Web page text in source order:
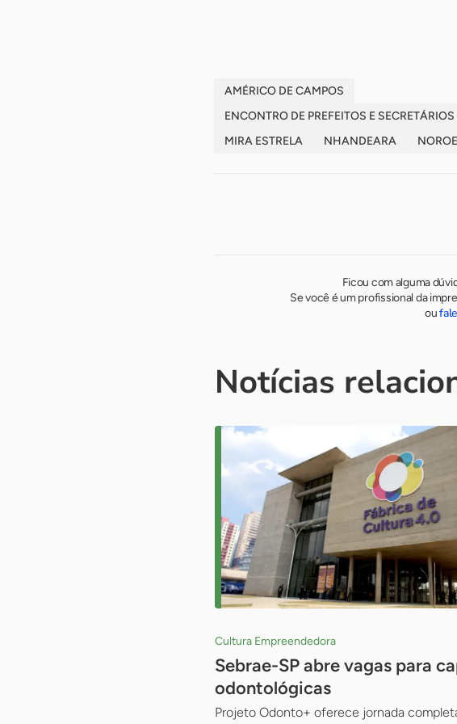
AMÉRICO DE CAMPOS
ENCONTRO DE PREFEITOS E
MIRA ESTRELA
NHANDEARA
Ficou com alguma
Se você é um profissional da
ou
Notícias
Cultura Empreendedora
Sebrae-SP abre vagas para
odontológicas
Projeto Odonto+ oferece jornada